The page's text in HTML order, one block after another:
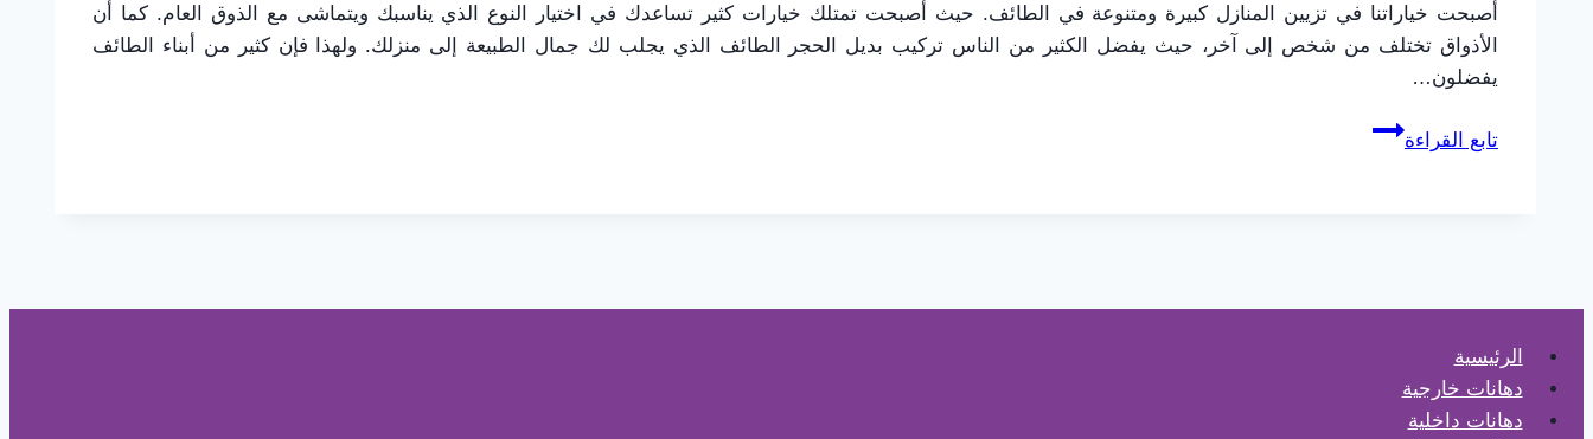
أصبحت خياراتنا في تزيين المنازل كبيرة ومتنوعة في الطائف. حيث أصبحت تمتلك خيارات كثير تساعدك في اختيار النوع الذي يناسبك ويتماشى مع الذوق العام. كما أن
الأذواق تختلف من شخص إلى آخر، حيث يفضل الكثير من الناس تركيب بديل الحجر الطائف الذي يجلب لك جمال الطبيعة إلى منزلك. ولهذا فإن كثير من أبناء الطائف
يفضلون…
تابع القراءة
تركيب
الحجر
الرئيسية
دهانات خارجية
دهانات داخلية